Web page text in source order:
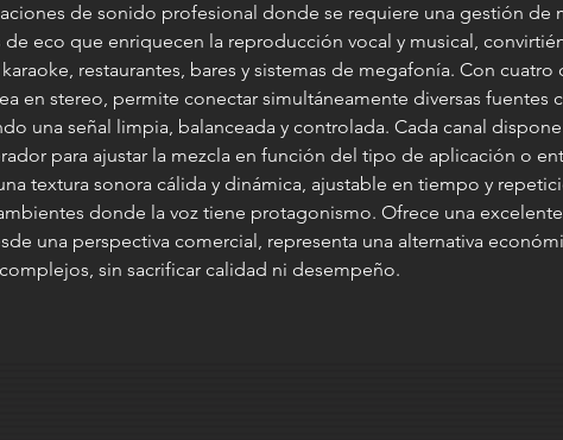
de sonido profesional donde se requiere una gestión de
eco que enriquecen la reproducción vocal y musical,
restaurantes, bares y sistemas de megafonía. Con
en stereo, permite conectar simultáneamente diversas
una señal limpia, balanceada y controlada. Cada canal
para ajustar la mezcla en función del tipo de aplicación o
textura sonora cálida y dinámica, ajustable en tiempo y
donde la voz tiene protagonismo. Ofrece una
una perspectiva comercial, representa una alternativa
sin sacrificar calidad ni desempeño.